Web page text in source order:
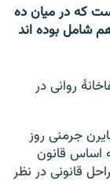
که در میان ده
شامل بوده اند
روانی در
جرمنی روز
به اساس قانون
قانونی در نظر